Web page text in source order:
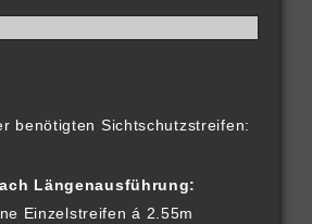
benötigten Sichtschutzstreifen:
Längenausführung:
Einzelstreifen á 2.55m